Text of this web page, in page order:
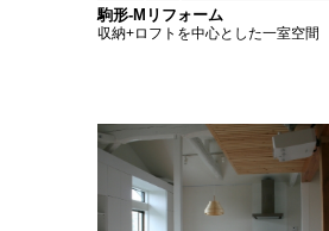
駒形-Mリフォーム
収納+ロフトを中心とした一室空間